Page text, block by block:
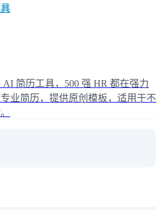
简历工具，500 强 HR 都在强力
业简历，提供原创模板，适用于不